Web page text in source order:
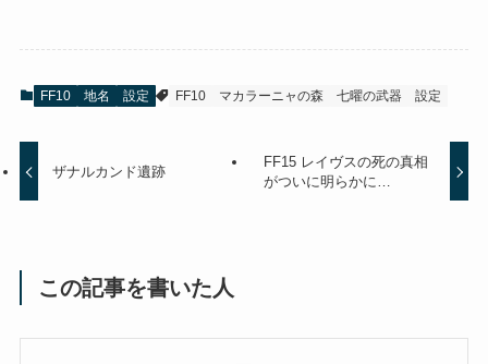
FF10 地名 設定 FF10 マカラーニャの森 七曜の武器 設定
ザナルカンド遺跡
FF15 レイヴスの死の真相
がついに明らかに…
この記事を書いた人